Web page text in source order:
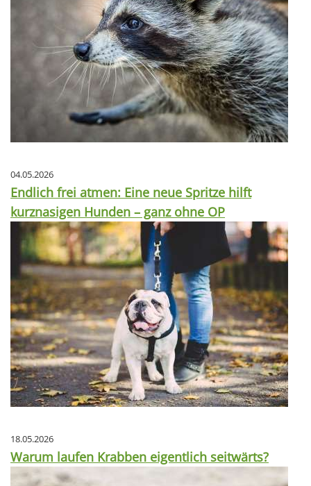
04.05.2026
Endlich frei atmen: Eine neue Spritze hilft
kurznasigen Hunden – ganz ohne OP
18.05.2026
Warum laufen Krabben eigentlich seitwärts?